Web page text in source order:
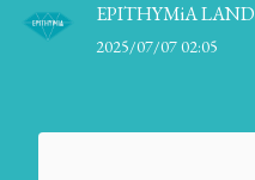
EPITHYMiA LAND
2025/07/07 02:05